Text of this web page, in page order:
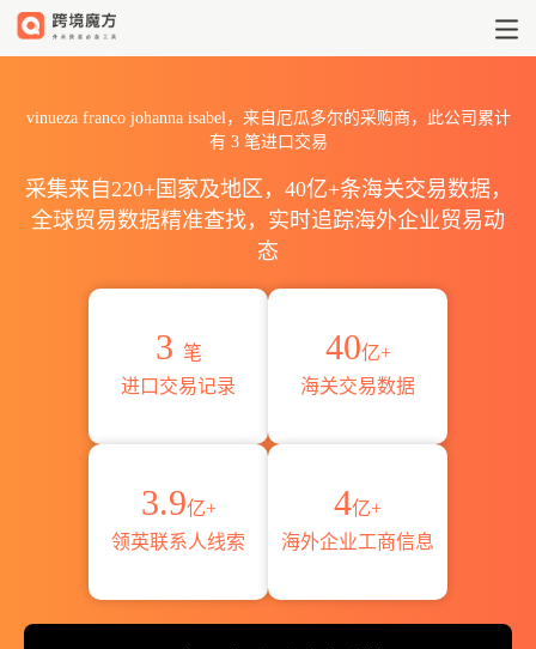
vinueza franco johanna isabel，来自厄瓜多尔的采购商，此公司累计
有 3笔进口交易
采集来自220+国家及地区，40亿+条海关交易数据，
全球贸易数据精准查找，实时追踪海外企业贸易动
态
3 笔
进口交易记录
40亿+
海关交易数据
3.9亿+
领英联系人线索
4亿+
海外企业工商信息